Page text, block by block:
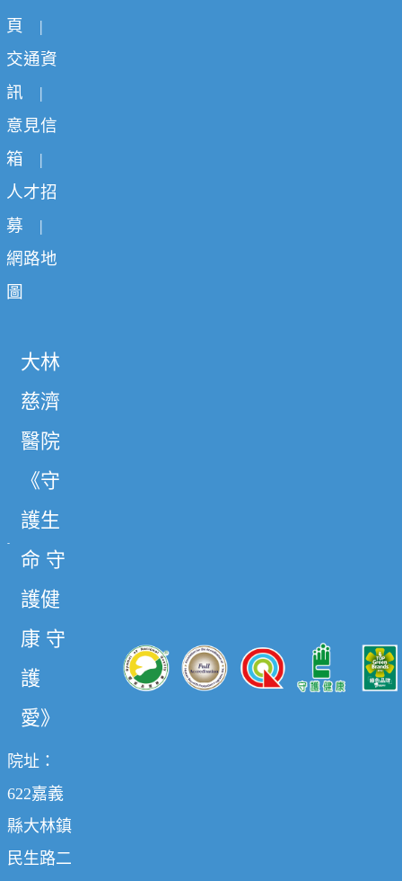
頁 |
交通資
訊 |
意見信
箱 |
人才招
募 |
網路地
圖
大林
慈濟
醫院
《守
護生
命 守
護健
康 守
護
愛》
院址：
622嘉義
縣大林鎮
民生路二